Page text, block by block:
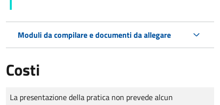
Moduli da compilare e documenti da allegare
Costi
Tipo di pagamento
Importo
La presentazione della pratica non prevede alcun